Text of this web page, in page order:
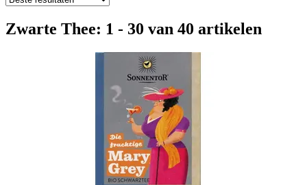
Zwarte Thee: 1 - 30 van 40 artikelen